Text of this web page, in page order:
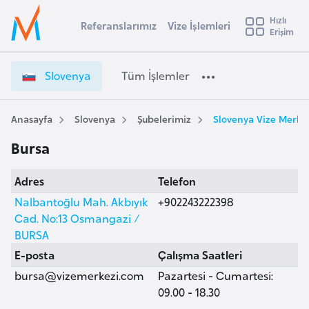
Ülke Seçimi
Başvuru yapmak istediğiniz ülkeyi seçin
Üye
Girişi
l
v
e
n
z
e
l
e
e
t
Referanslarımız Vize İşlemleri
Hızlı
Erişim
Slovenya Tüm İşlemler
Anasayfa Slovenya Şubelerimiz Slovenya Vize
Bursa
Adres
Nalbantoğlu Mah. Akbıyık
Cad. No:13 Osmangazi /
BURSA
Telefon
+902243222398
E-posta
bursa@vizemerkezi.com
Çalışma Saatleri
Pazartesi - Cumartesi:
09.00 - 18.30
s
t
r
a
v
u
s
t
u
r